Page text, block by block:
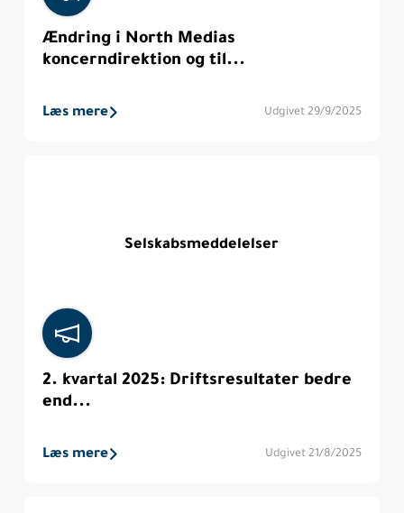
Ændring i North Medias
koncerndirektion og til...
Læs mere Udgivet 29/9/2025
Selskabsmeddelelser
2. kvartal 2025: Driftsresultater bedre
end...
Læs mere Udgivet 21/8/2025